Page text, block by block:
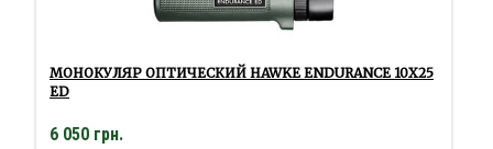
МОНОКУЛЯР ОПТИЧЕСКИЙ HAWKE ENDURANCE 10Х25
ED
6 050 грн.